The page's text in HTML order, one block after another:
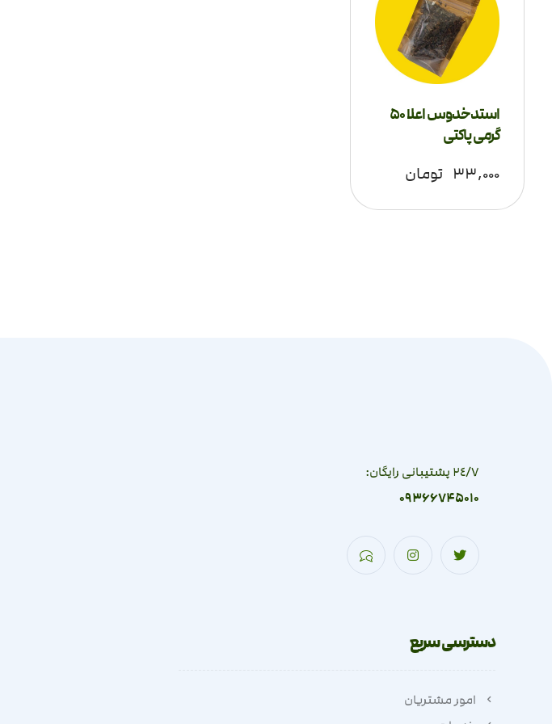
استدخدوس اعلا 50
گرمی پاکتی
۳۳,۰۰۰ تومان
٢٤/٧ پشتیبانی رایگان:
09366745010
دسترسی سریع
امور مشتریان